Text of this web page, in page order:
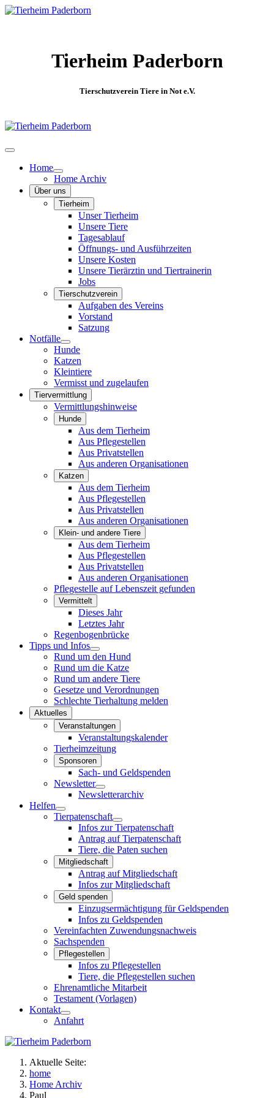
Tierheim Paderborn
Tierschutzverein Tiere in Not e.V.
Home
Home Archiv
Über uns
Tierheim
Unser Tierheim
Unsere Tiere
Tagesablauf
Öffnungs- und Ausführzeiten
Unsere Kosten
Unsere Tierärztin und Tiertrainerin
Jobs
Tierschutzverein
Aufgaben des Vereins
Vorstand
Satzung
Notfälle
Hunde
Katzen
Kleintiere
Vermisst und zugelaufen
Tiervermittlung
Vermittlungshinweise
Hunde
Aus dem Tierheim
Aus Pflegestellen
Aus Privatstellen
Aus anderen Organisationen
Katzen
Aus dem Tierheim
Aus Pflegestellen
Aus Privatstellen
Aus anderen Organisationen
Klein- und andere Tiere
Aus dem Tierheim
Aus Pflegestellen
Aus Privatstellen
Aus anderen Organisationen
Pflegestelle auf Lebenszeit gefunden
Vermittelt
Dieses Jahr
Letztes Jahr
Regenbogenbrücke
Tipps und Infos
Rund um den Hund
Rund um die Katze
Rund um andere Tiere
Gesetze und Verordnungen
Schlechte Tierhaltung melden
Aktuelles
Veranstaltungen
Veranstaltungskalender
Tierheimzeitung
Sponsoren
Sach- und Geldspenden
Newsletter
Newsletterarchiv
Helfen
Tierpatenschaft
Infos zur Tierpatenschaft
Antrag auf Tierpatenschaft
Tiere, die Paten suchen
Mitgliedschaft
Antrag auf Mitgliedschaft
Infos zur Mitgliedschaft
Geld spenden
Einzugsermächtigung für Geldspenden
Infos zu Geldspenden
Vereinfachten Zuwendungsnachweis
Sachspenden
Pflegestellen
Infos zu Pflegestellen
Tiere, die Pflegestellen suchen
Ehrenamtliche Mitarbeit
Testament (Vorlagen)
Kontakt
Anfahrt
Aktuelle Seite:
home
Home Archiv
Paul